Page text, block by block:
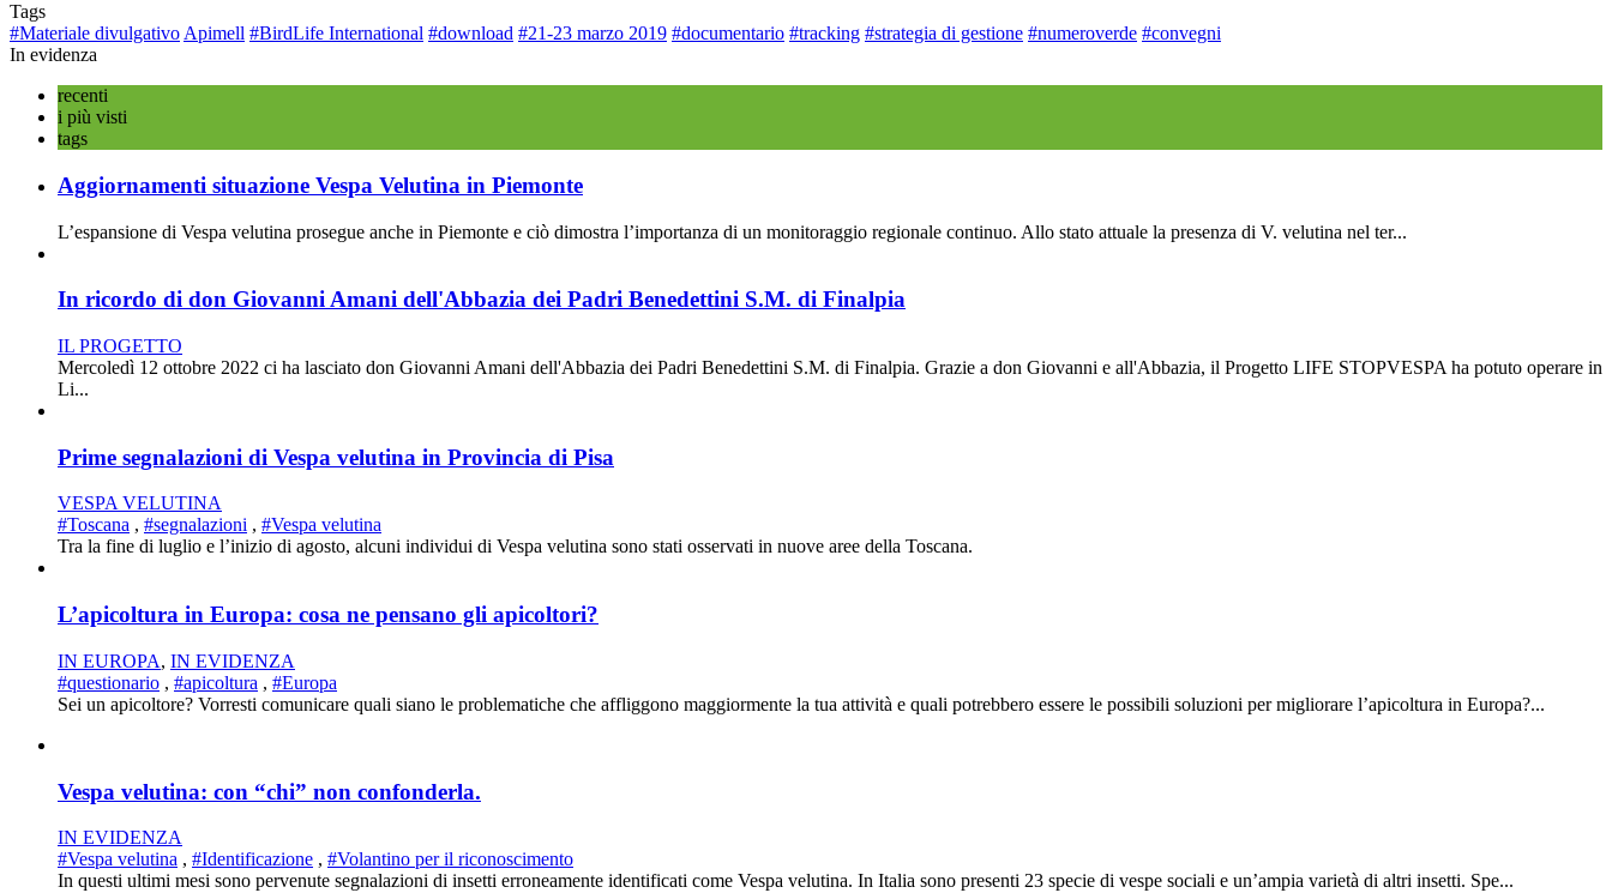
Tags
#Materiale divulgativo Apimell #BirdLife International #download #21-23 marzo 2019 #documentario #tracking #strategia di gestione #numeroverde #convegni
In evidenza
recenti
i più visti
tags
Aggiornamenti situazione Vespa Velutina in Piemonte
L’espansione di Vespa velutina prosegue anche in Piemonte e ciò dimostra l’importanza di un monitoraggio regionale continuo. Allo stato attuale la presenza di V. velutina nel ter...
In ricordo di don Giovanni Amani dell'Abbazia dei Padri Benedettini S.M. di Finalpia
IL PROGETTO
Mercoledì 12 ottobre 2022 ci ha lasciato don Giovanni Amani dell'Abbazia dei Padri Benedettini S.M. di Finalpia. Grazie a don Giovanni e all'Abbazia, il Progetto LIFE STOPVESPA ha potuto operare in
Li...
Prime segnalazioni di Vespa velutina in Provincia di Pisa
VESPA VELUTINA
#Toscana , #segnalazioni , #Vespa velutina
Tra la fine di luglio e l’inizio di agosto, alcuni individui di Vespa velutina sono stati osservati in nuove aree della Toscana.
L’apicoltura in Europa: cosa ne pensano gli apicoltori?
IN EUROPA, IN EVIDENZA
#questionario , #apicoltura , #Europa
Sei un apicoltore? Vorresti comunicare quali siano le problematiche che affliggono maggiormente la tua attività e quali potrebbero essere le possibili soluzioni per migliorare l’apicoltura in Europa?...
Vespa velutina: con “chi” non confonderla.
IN EVIDENZA
#Vespa velutina , #Identificazione , #Volantino per il riconoscimento
In questi ultimi mesi sono pervenute segnalazioni di insetti erroneamente identificati come Vespa velutina. In Italia sono presenti 23 specie di vespe sociali e un’ampia varietà di altri insetti. Spe...